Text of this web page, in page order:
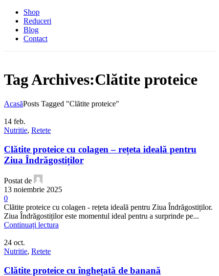
Shop
Reduceri
Blog
Contact
Tag Archives:Clătite proteice
AcasăPosts Tagged "Clătite proteice"
14 feb.
Nutritie, Retete
Clătite proteice cu colagen – rețeta ideală pentru
Ziua Îndrăgostiților
Postat de
13 noiembrie 2025
0
Clătite proteice cu colagen - rețeta ideală pentru Ziua Îndrăgostiților.
Ziua Îndrăgostiților este momentul ideal pentru a surprinde pe...
Continuați lectura
24 oct.
Nutritie, Retete
Clătite proteice cu înghețată de banană